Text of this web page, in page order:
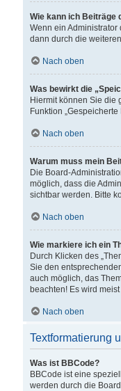
Wie kann ich Beiträge
Wenn ein
dann durch die
Nach oben
Was bewirkt die
Hiermit können Sie die
Funktion
Nach oben
Warum muss mein
Die Board-
möglich, dass die
sichtbar werden. Bitte
Nach oben
Wie markiere ich ein
Durch Klicken des
Sie den
auch möglich, das
beachten! Es wird
Nach oben
Textformatierung
Was ist BBCode?
BBCode ist eine
werden durch die